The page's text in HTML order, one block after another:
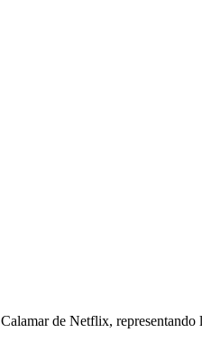
de Netflix, representando